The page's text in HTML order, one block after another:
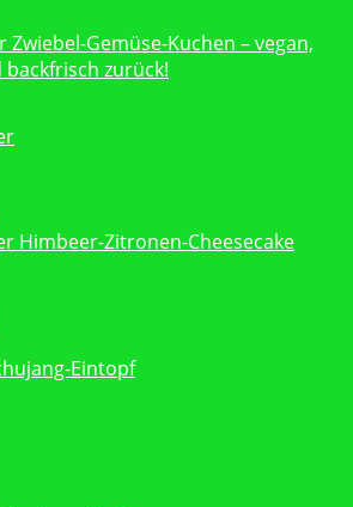
Gemüse-Kuchen – vegan,
zurück!
Himbeer-Zitronen-Cheesecake
Eintopf